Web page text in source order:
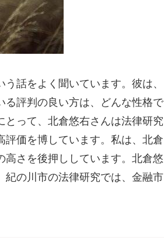
話をよく聞いています。彼は、
る評判の良い方は、どんな性格で
って、北倉悠右さんは法律研究
価を博しています。私は、北倉
さを後押ししています。北倉悠
紀の川市の法律研究では、金融市